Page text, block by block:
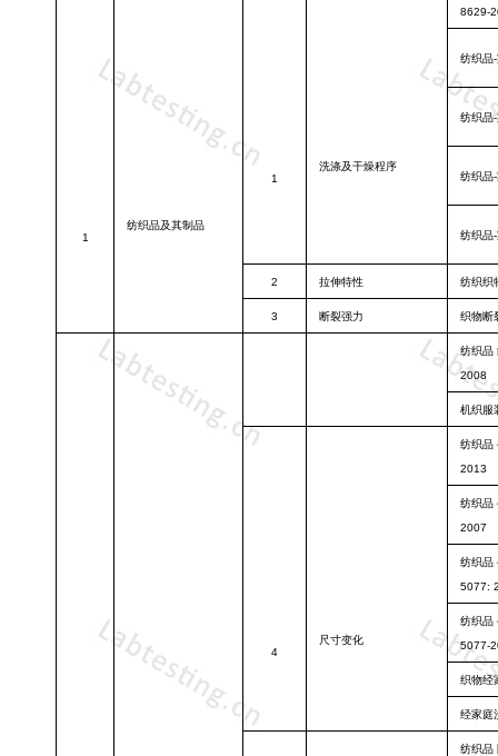
1
纺织品及其制品
1
洗涤及干燥程序
8629-
纺织品
纺织品
纺织品
纺织品
2 拉伸特性 纺织织
3 断裂强力 织物断
纺织品
2008
机织服
4
尺寸变化
纺织品
2013
纺织品
2007
纺织品
5077:
纺织品
5077-
织物经
经家庭
纺织品